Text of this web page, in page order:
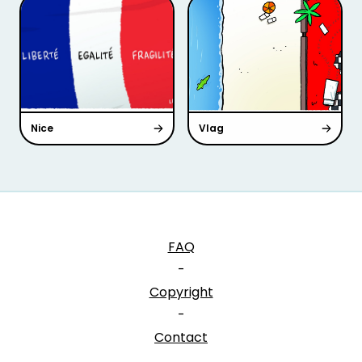
Nice Vlag
FAQ
-
Copyright
-
Contact